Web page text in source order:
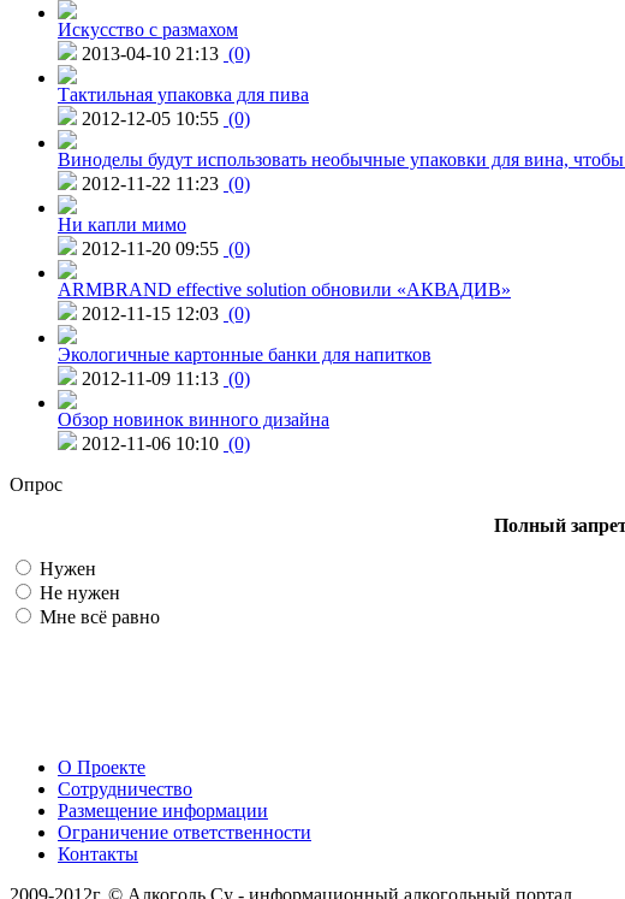
Искусство с размахом
2013-04-10 21:13 (0)
Тактильная упаковка для пива
2012-12-05 10:55 (0)
Виноделы будут использовать необычные упаковки для вина,
2012-11-22 11:23 (0)
Ни капли мимо
2012-11-20 09:55 (0)
ARMBRAND effective solution обновили «АКВАДИВ»
2012-11-15 12:03 (0)
Экологичные картонные банки для напитков
2012-11-09 11:13 (0)
Обзор новинок винного дизайна
2012-11-06 10:10 (0)
Опрос
Полный
Нужен
Не нужен
Мне всё равно
О Проекте
Сотрудничество
Размещение информации
Ограничение ответственности
Контакты
2009-2012г. © Алкоголь.Су - информационный алкогольный портал